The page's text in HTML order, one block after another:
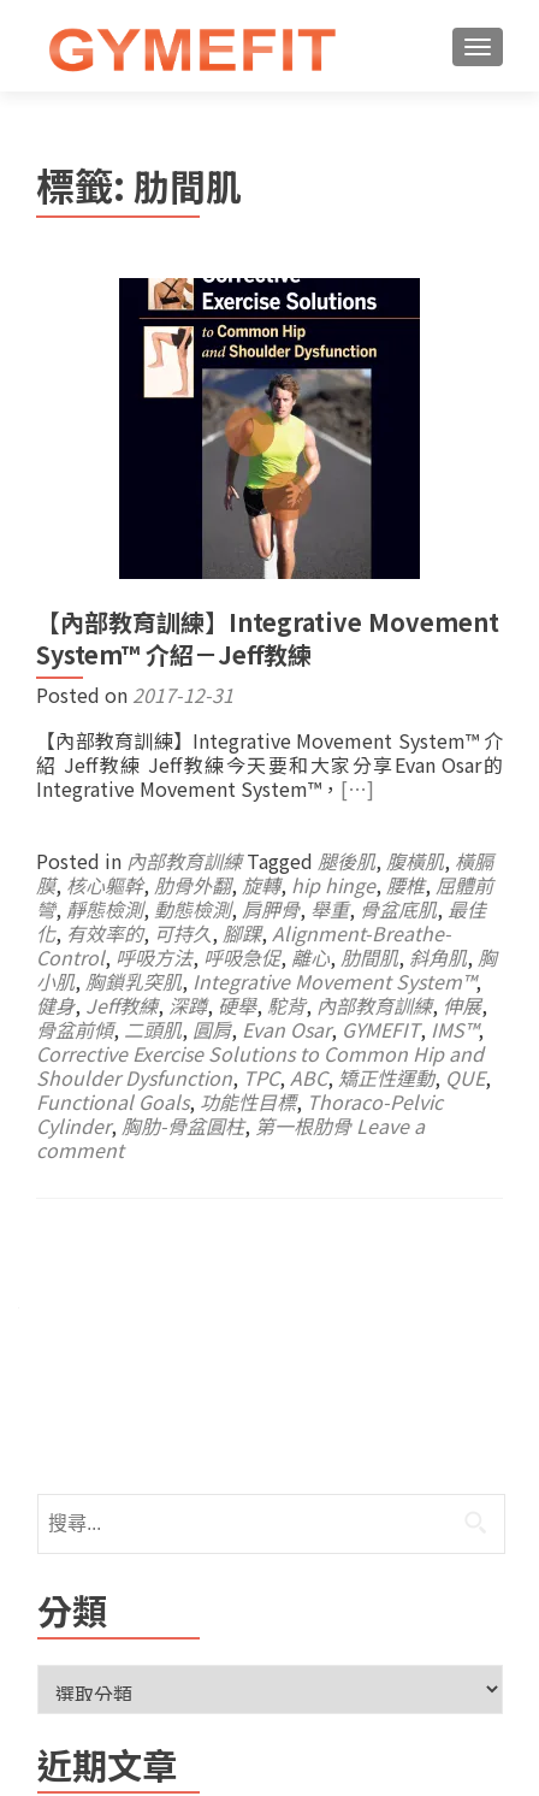
標籤: 肋間肌
【內部教育訓練】Integrative Movement
System™ 介紹－Jeff教練
Posted on 2017-12-31
【內部教育訓練】Integrative Movement System™ 介
紹 Jeff教練 Jeff教練今天要和大家分享Evan Osar的
Integrative Movement System™， […]
Posted in 內部教育訓練 Tagged 腿後肌, 腹橫肌, 橫膈
膜, 核心軀幹, 肋骨外翻, 旋轉, hip hinge, 腰椎, 屈體前
彎, 靜態檢測, 動態檢測, 肩胛骨, 舉重, 骨盆底肌, 最佳
化, 有效率的, 可持久, 腳踝, Alignment-Breathe-
Control, 呼吸方法, 呼吸急促, 離心, 肋間肌, 斜角肌, 胸
小肌, 胸鎖乳突肌, Integrative Movement System™,
健身, Jeff教練, 深蹲, 硬舉, 駝背, 內部教育訓練, 伸展,
骨盆前傾, 二頭肌, 圓肩, Evan Osar, GYMEFIT, IMS™,
Corrective Exercise Solutions to Common Hip and
Shoulder Dysfunction, TPC, ABC, 矯正性運動, QUE,
Functional Goals, 功能性目標, Thoraco-Pelvic
Cylinder, 胸肋-骨盆圓柱, 第一根肋骨 Leave a
comment
分類
近期文章